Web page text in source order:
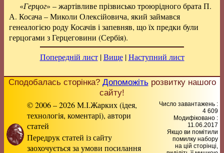
«Герцог» – жартівливе прізвисько троюрідного брата П.
А. Косача – Миколи Олексійовича, який займався
генеалогією роду Косачів і запевняв, що їх предки були
герцогами з Герцеговини (Сербія).
Попередній лист|Вище|Наступний лист
Сподобалась сторінка? Допоможітьрозвитку нашого
сайту!
© 2006 – 2026 М.І.Жарких (ідея,
технологія, коментарі), автори
статей
Передрук статей із сайту
заохочується за умови посилання
Число завантажень :
4 609
Модифіковано :
11.06.2017
Якщо ви помітили
помилку набору
на цiй сторiнцi,